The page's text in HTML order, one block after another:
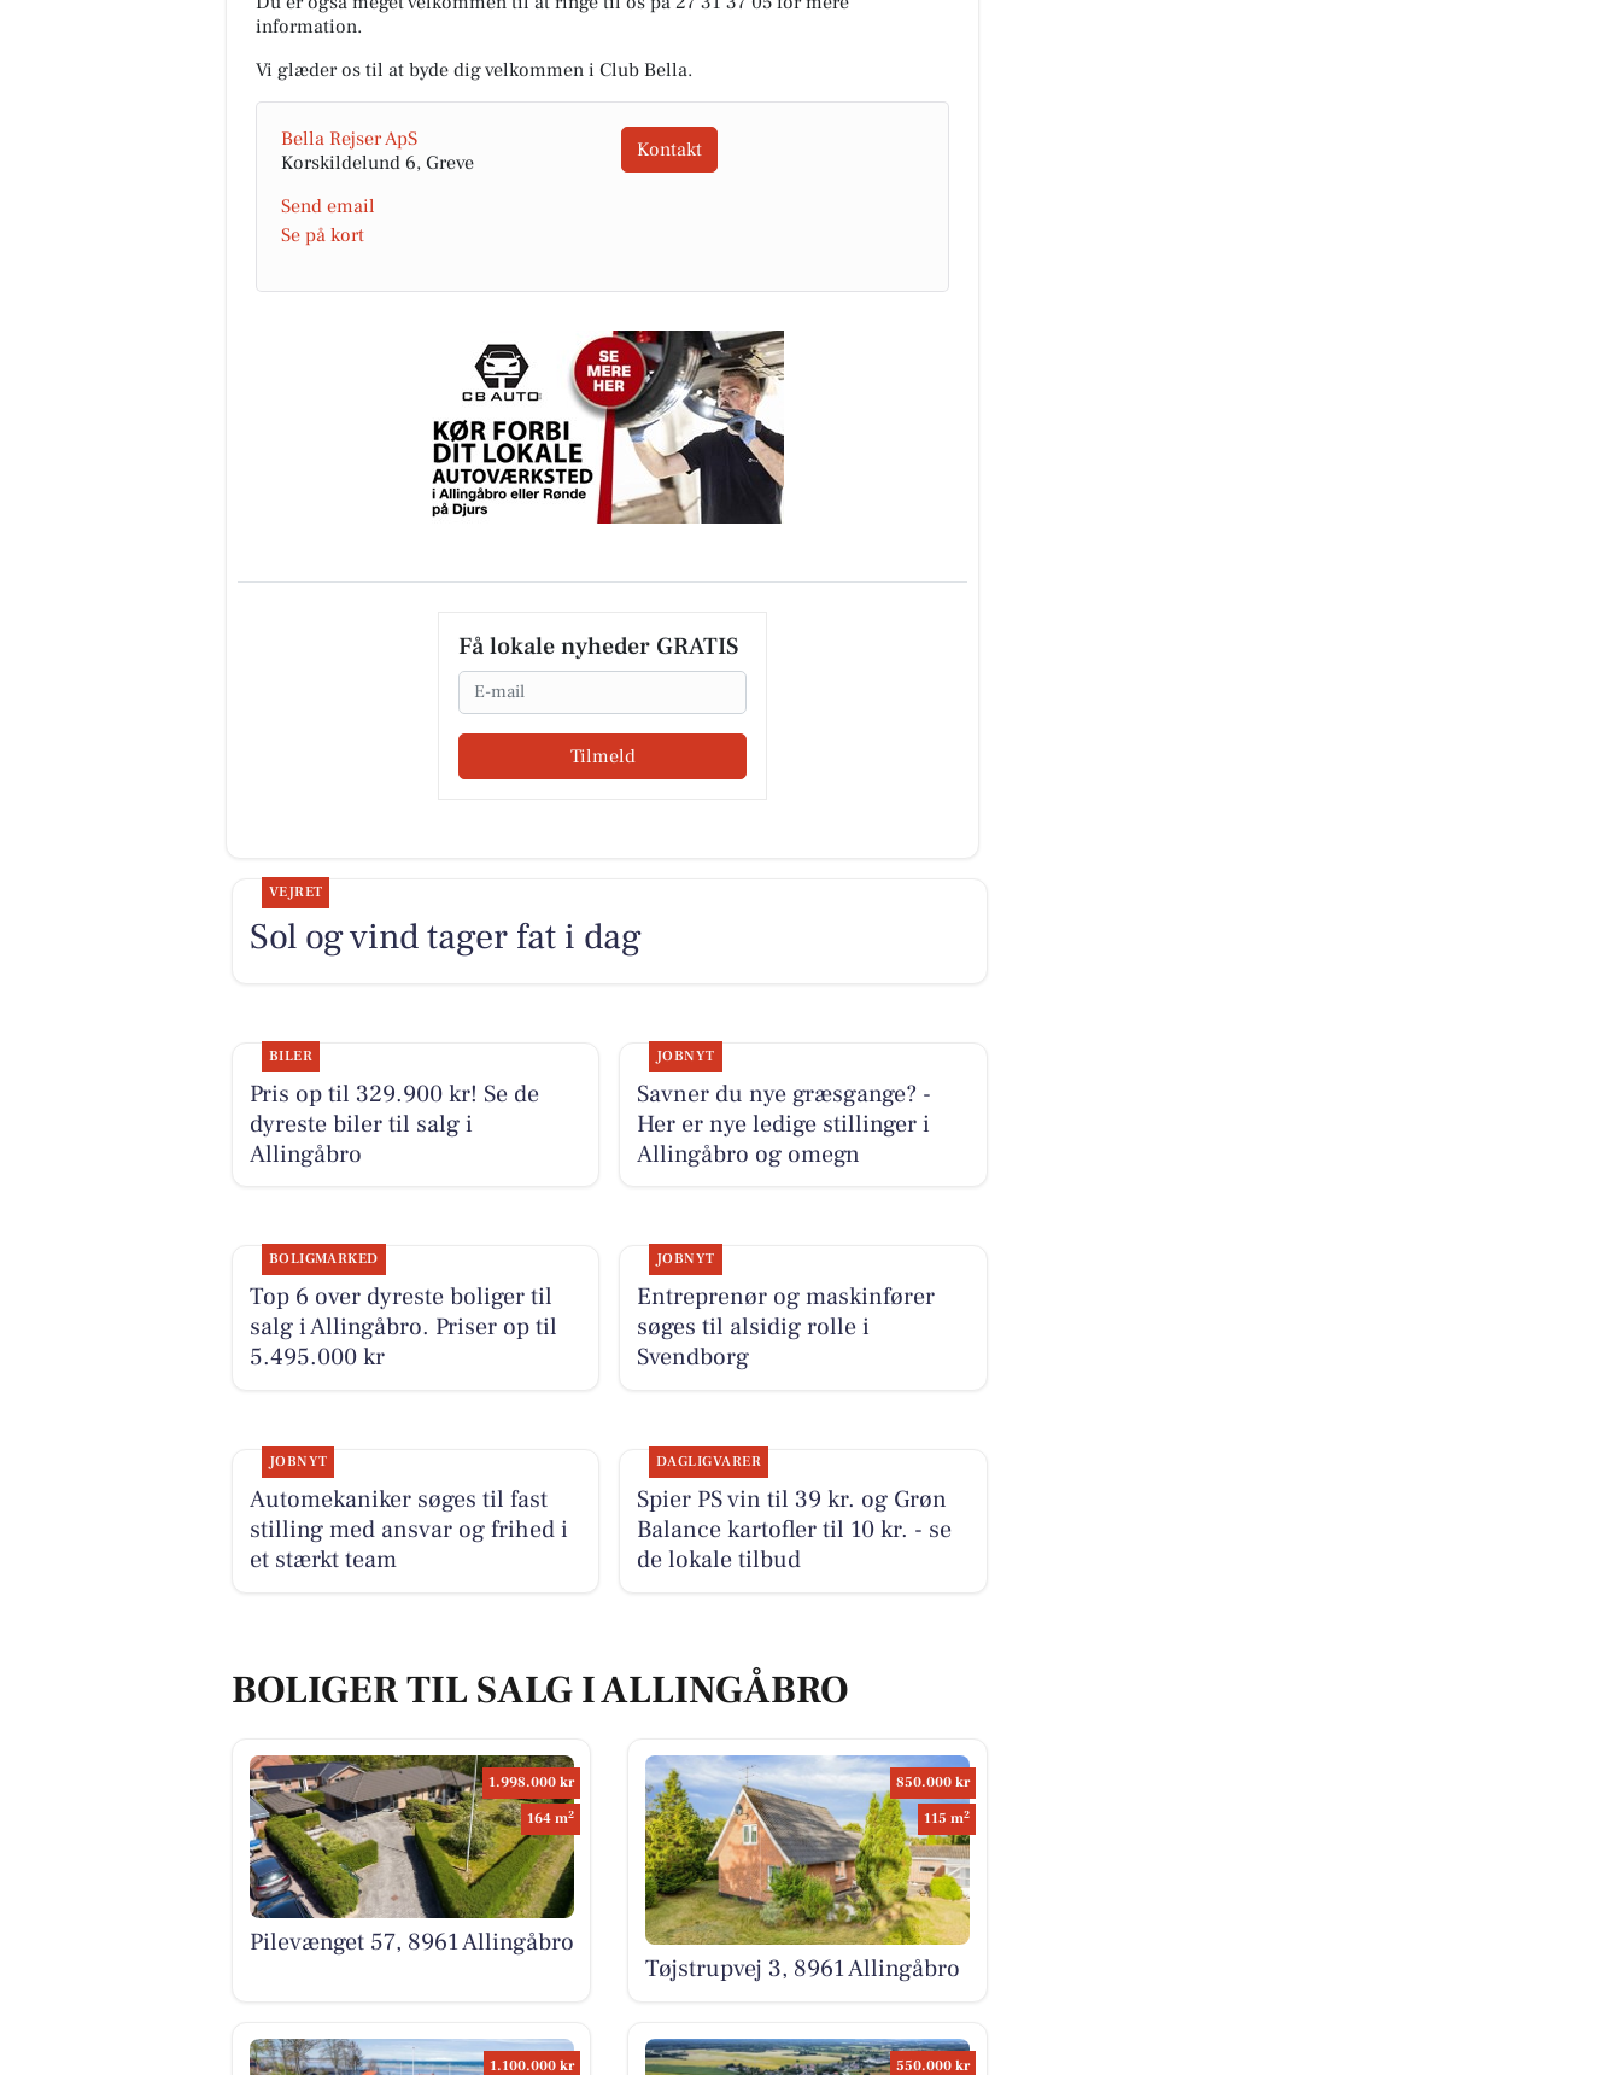
information.
Vi glæder os til at byde dig velkommen i Club Bella.
Bella Rejser ApS
Korskildelund 6, Greve
Send email
Se på kort
Kontakt
Få lokale nyheder GRATIS
Email
Tilmeld
VEJRET
Sol og vind tager fat i dag
BILER
Pris op til 329.900 kr! Se de
dyreste biler til salg i
Allingåbro
JOBNYT
Savner du nye græsgange? -
Her er nye ledige stillinger i
Allingåbro og omegn
BOLIGMARKED
Top 6 over dyreste boliger til
salg i Allingåbro. Priser op til
5.495.000 kr
JOBNYT
Entreprenør og maskinfører
søges til alsidig rolle i
Svendborg
JOBNYT
Automekaniker søges til fast
stilling med ansvar og frihed i
et stærkt team
DAGLIGVARER
Spier PS vin til 39 kr. og Grøn
Balance kartofler til 10 kr. - se
de lokale tilbud
BOLIGER TIL SALG I ALLINGÅBRO
1.998.000 kr
164 m2
Pilevænget 57, 8961 Allingåbro
850.000 kr
115 m2
Tøjstrupvej 3, 8961 Allingåbro
1.100.000 kr 550.000 kr